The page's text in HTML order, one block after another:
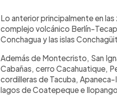
Lo anterior principalmente en
complejo volcánico Berlín-
Conchagua y las islas
Además de Montecristo, San
Cabañas, cerro Cacahuatique,
cordilleras de Tacuba,
lagos de Coatepeque e Ilopango.